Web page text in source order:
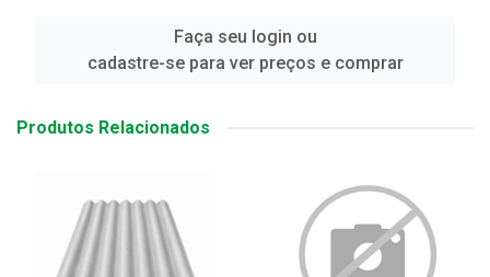
Faça seu login ou
cadastre-se para ver preços e comprar
Produtos Relacionados